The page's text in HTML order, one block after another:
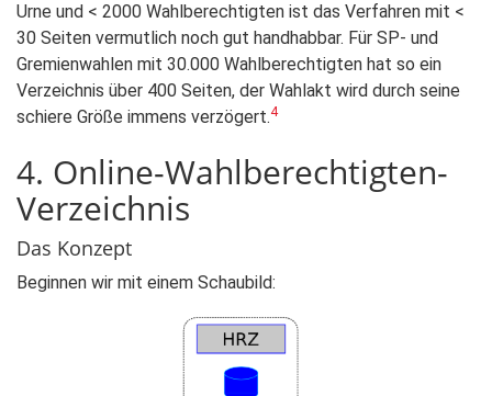
Urne und < 2000 Wahlberechtigten ist das Verfahren mit <
30 Seiten vermutlich noch gut handhabbar. Für SP- und
Gremienwahlen mit 30.000 Wahlberechtigten hat so ein
Verzeichnis über 400 Seiten, der Wahlakt wird durch seine
schiere Größe immens verzögert.4
4. Online-Wahlberechtigten-
Verzeichnis
Das Konzept
Beginnen wir mit einem Schaubild: